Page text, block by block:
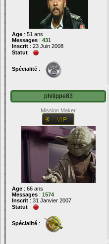
Age : 51 ans
Messages : 431
Inscrit : 23 Juin 2008
Statut :
Spécialité :
philippe83
Mission Maker
Age : 66 ans
Messages : 1574
Inscrit : 31 Janvier 2007
Statut :
Spécialité :